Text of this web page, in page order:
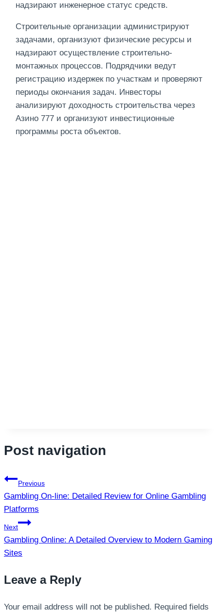
надзирают инженерное статус средств.
Строительные организации администрируют
задачами, организуют физические ресурсы и
надзирают осуществление строительно-
монтажных процессов. Подрядчики ведут
регистрацию издержек по участкам и проверяют
периоды окончания задач. Инвесторы
анализируют доходность строительства через
Азино 777 и организуют инвестиционные
программы роста объектов.
Post navigation
Previous
Gambling On-line: Detailed Review for Online Gambling
Platforms
Next
Gambling Online: A Detailed Overview to Modern Gaming
Sites
Leave a Reply
Your email address will not be published. Required fields